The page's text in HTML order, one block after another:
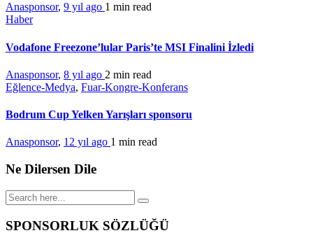
Anasponsor, 9 yıl ago 1 min read
Haber
Vodafone Freezone’lular Paris’te MSI Finalini İzledi
Anasponsor, 8 yıl ago 2 min read
Eğlence-Medya, Fuar-Kongre-Konferans
Bodrum Cup Yelken Yarışları sponsoru
Anasponsor, 12 yıl ago 1 min read
Ne Dilersen Dile
SPONSORLUK SÖZLÜĞÜ